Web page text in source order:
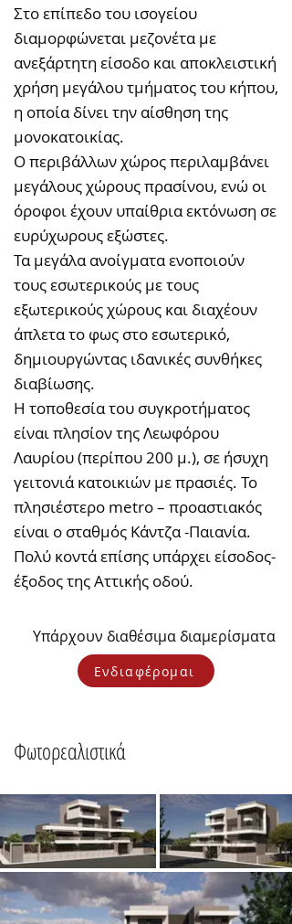
Στο επίπεδο του ισογείου
διαμορφώνεται μεζονέτα με
ανεξάρτητη είσοδο και αποκλειστική
χρήση μεγάλου τμήματος του κήπου,
η οποία δίνει την αίσθηση της
μονοκατοικίας.
Ο περιβάλλων χώρος περιλαμβάνει
μεγάλους χώρους πρασίνου, ενώ οι
όροφοι έχουν υπαίθρια εκτόνωση σε
ευρύχωρους εξώστες.
Τα μεγάλα ανοίγματα ενοποιούν
τους εσωτερικούς με τους
εξωτερικούς χώρους και διαχέουν
άπλετα το φως στο εσωτερικό,
δημιουργώντας ιδανικές συνθήκες
διαβίωσης.
Η τοποθεσία του συγκροτήματος
είναι πλησίον της Λεωφόρου
Λαυρίου (περίπου 200 μ.), σε ήσυχη
γειτονιά κατοικιών με πρασιές. Το
πλησιέστερο metro – προαστιακός
είναι ο σταθμός Κάντζα -Παιανία.
Πολύ κοντά επίσης υπάρχει είσοδος-
έξοδος της Αττικής οδού.
Υπάρχουν διαθέσιμα διαμερίσματα
Ενδιαφέρομαι
Φωτορεαλιστικά